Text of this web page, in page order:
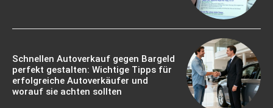
Schnellen Autoverkauf gegen Bargeld
perfekt gestalten: Wichtige Tipps für
erfolgreiche Autoverkäufer und
worauf sie achten sollten